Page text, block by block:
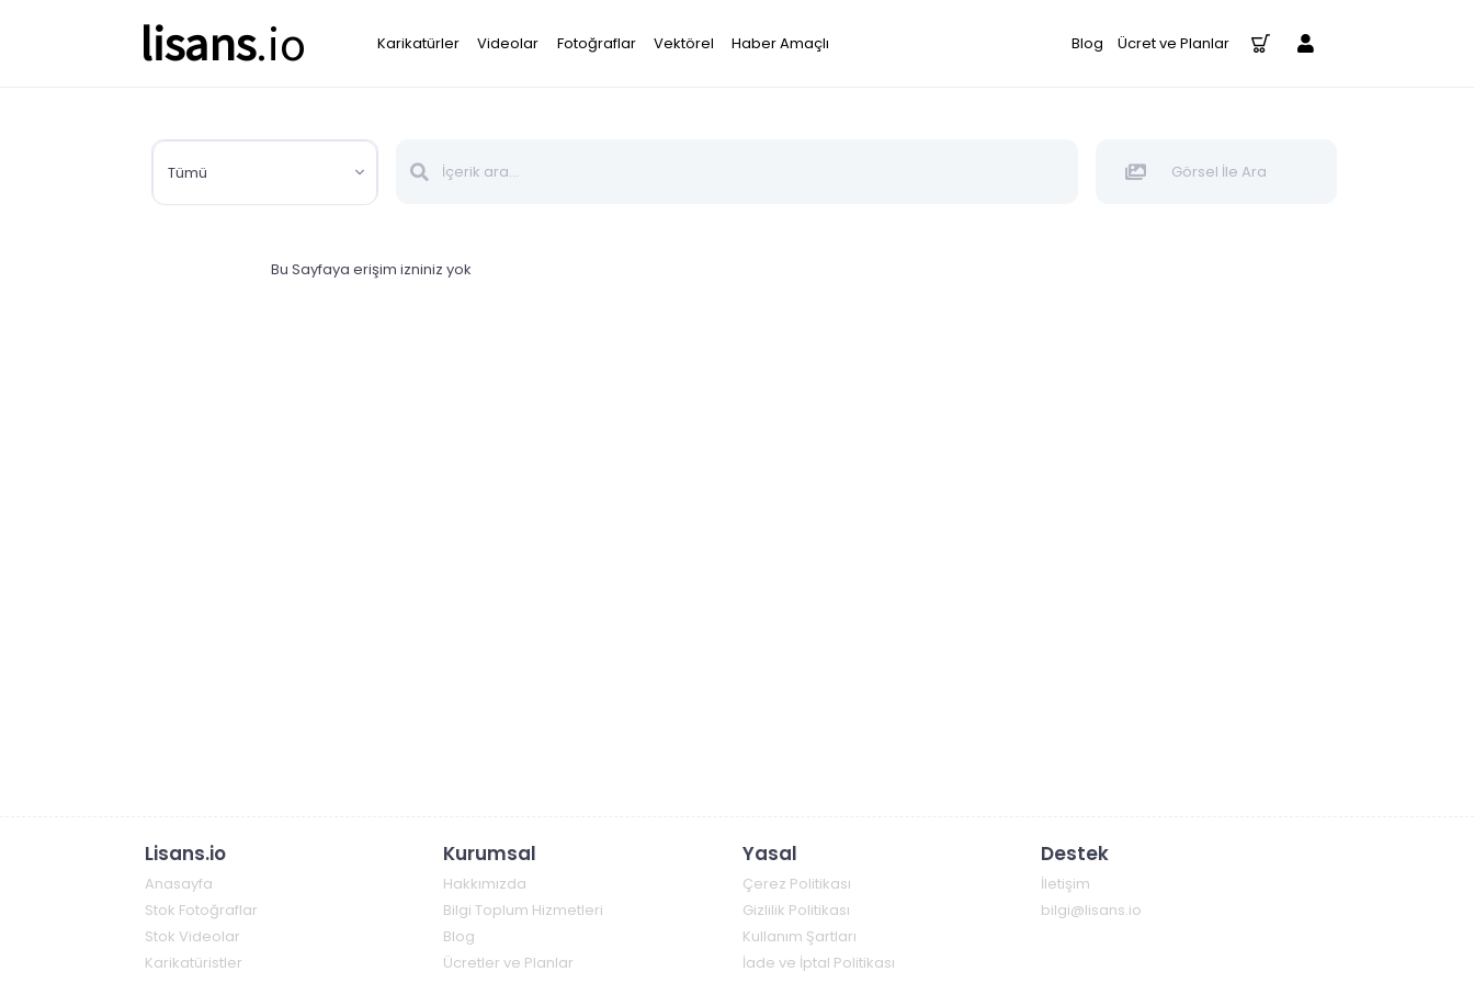
lisans.io Karikatürler Videolar Fotoğraflar Vektörel Haber Amaçlı Blog Ücret ve Planlar
Tümü Görsel İle Ara
Bu Sayfaya erişim izniniz yok
Lisans.io
Anasayfa
Stok Fotoğraflar
Stok Videolar
Karikatüristler
Kurumsal
Hakkımızda
Bilgi Toplum Hizmetleri
Blog
Ücretler ve Planlar
Yasal
Çerez Politikası
Gizlilik Politikası
Kullanım Şartları
İade ve İptal Politikası
Destek
İletişim
bilgi@lisans.io